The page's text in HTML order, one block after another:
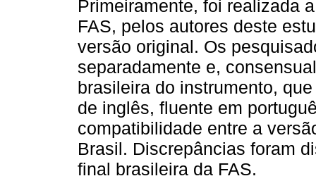
Primeiramente, foi realizada
FAS, pelos autores deste
versão original. Os
separadamente e,
brasileira do instrumento,
de inglês, fluente em
compatibilidade entre a
Brasil. Discrepâncias foram
final brasileira da FAS.